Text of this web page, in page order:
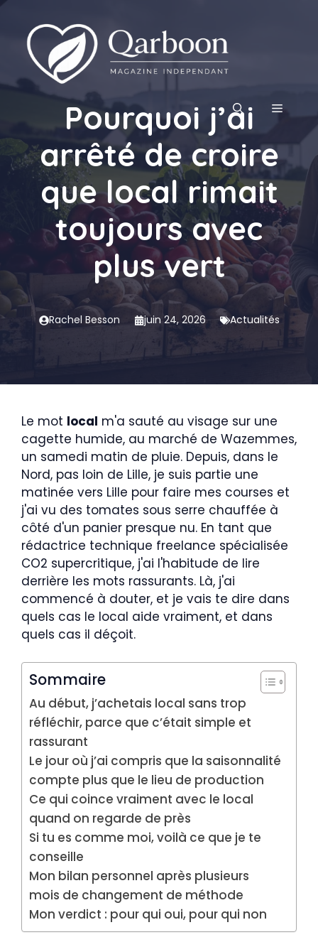
Aller
contenu
MENU
Pourquoi j’ai
arrêté de croire
que local rimait
toujours avec
plus vert
Rachel Besson juin 24, 2026 Actualités
Le mot local m'a sauté au visage sur une
cagette humide, au marché de Wazemmes,
un samedi matin de pluie. Depuis, dans le
Nord, pas loin de Lille, je suis partie une
matinée vers Lille pour faire mes courses et
j'ai vu des tomates sous serre chauffée à
côté d'un panier presque nu. En tant que
rédactrice technique freelance spécialisée
CO2 supercritique, j'ai l'habitude de lire
derrière les mots rassurants. Là, j'ai
commencé à douter, et je vais te dire dans
quels cas le local aide vraiment, et dans
quels cas il déçoit.
Sommaire
Au début, j’achetais local sans trop
réfléchir, parce que c’était simple et
rassurant
Le jour où j’ai compris que la saisonnalité
compte plus que le lieu de production
Ce qui coince vraiment avec le local
quand on regarde de près
Si tu es comme moi, voilà ce que je te
conseille
Mon bilan personnel après plusieurs
mois de changement de méthode
Mon verdict : pour qui oui, pour qui non